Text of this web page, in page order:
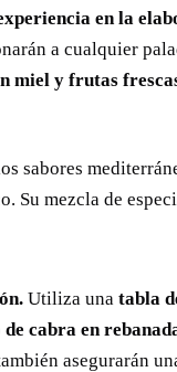
en la
a cualquier
miel y frutas
sabores
Su mezcla de
Utiliza una tabla
de cabra en
asegurarán